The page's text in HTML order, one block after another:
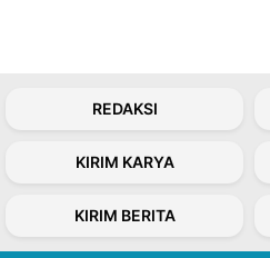
REDAKSI
KIRIM KARYA
KIRIM BERITA